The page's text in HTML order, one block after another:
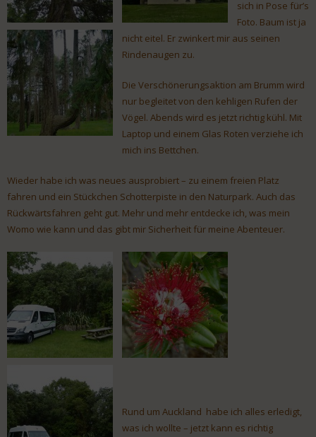
sich in Pose für’s
Foto. Baum ist ja
nicht eitel. Er zwinkert mir aus seinen
Rindenaugen zu.
Die Verschönerungsaktion am Brumm wird
nur begleitet von den kehligen Rufen der
Vögel. Abends wird es jetzt richtig kühl. Mit
Laptop und einem Glas Roten verziehe ich
mich ins Bettchen.
Wieder habe ich was neues ausprobiert – zu einem freien Platz
fahren und ein Stückchen Schotterpiste in den Naturpark. Auch das
Rückwärtsfahren geht gut. Mehr und mehr entdecke ich, was mein
Womo wie kann und das gibt mir Sicherheit für meine Abenteuer.
Rund um Auckland habe ich alles erledigt,
was ich wollte – jetzt kann es richtig